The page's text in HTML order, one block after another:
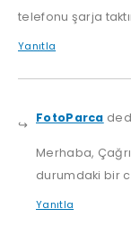
telefonu şarja
Yanıtla
FotoParca
Merhaba,
durumdaki bir
Yanıtla